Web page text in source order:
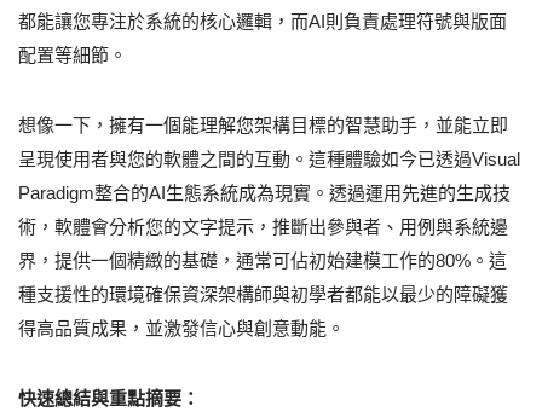
都能讓您專注於系統的核心邏輯，而AI則負責處理符號與版面
配置等細節。
想像一下，擁有一個能理解您架構目標的智慧助手，並能立即
呈現使用者與您的軟體之間的互動。這種體驗如今已透過Visual
Paradigm整合的AI生態系統成為現實。透過運用先進的生成技
術，軟體會分析您的文字提示，推斷出參與者、用例與系統邊
界，提供一個精緻的基礎，通常可佔初始建模工作的80%。這
種支援性的環境確保資深架構師與初學者都能以最少的障礙獲
得高品質成果，並激發信心與創意動能。
快速總結與重點摘要：